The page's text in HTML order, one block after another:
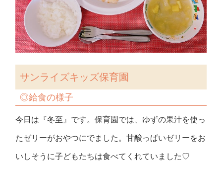
サンライズキッズ保育園
◎給食の様子
今日は『冬至』です。保育園では、ゆずの果汁を使っ
たゼリーがおやつにでました。甘酸っぱいゼリーをお
いしそうに子どもたちは食べてくれていました♡